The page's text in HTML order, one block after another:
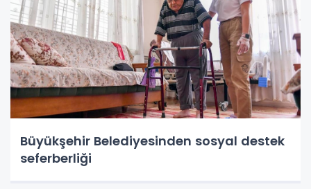
Büyükşehir Belediyesinden sosyal destek
seferberliği